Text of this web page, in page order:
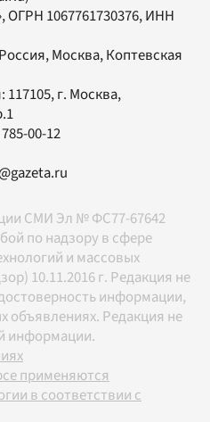
, ОГРН 1067761730376, ИНН
Москва, Коптевская
117105, г. Москва,
00-12
СМИ Эл № ФС77-67642
по надзору в сфере
и массовых
10.11.2016 г. Редакция не
информации,
объявлениях. Редакция не
информации.
применяются
в соответствии с